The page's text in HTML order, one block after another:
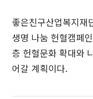
좋은친구산업복지재
생명 나눔 헌혈캠페
층 헌혈문화 확대와
어갈 계획이다.